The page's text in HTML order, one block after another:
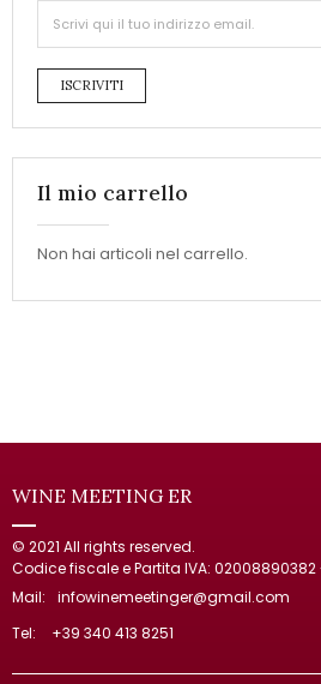
ISCRIVITI
Il mio carrello
Non hai articoli nel carrello.
WINE MEETING ER
© 2021 All rights reserved.
Codice fiscale e Partita IVA: 02008890382
Mail:
infowinemeetinger@gmail.com
Tel:
+39 340 413 8251